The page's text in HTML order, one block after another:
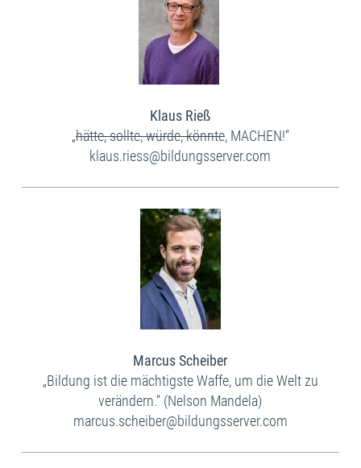
Klaus Rieß
„hätte, sollte, würde, könnte, MACHEN!“
klaus.riess@bildungsserver.com
Marcus Scheiber
„Bildung ist die mächtigste Waffe, um die Welt zu
verändern.“ (Nelson Mandela)​
marcus.scheiber@bildungsserver.com​